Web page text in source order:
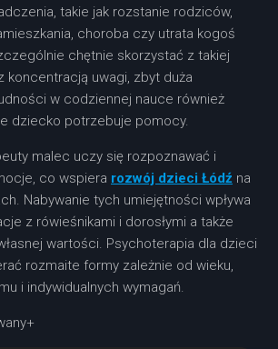
takie jak rozstanie rodziców,
choroba czy utrata kogoś
chętnie skorzystać z takiej
koncentracją uwagi, zbyt duża
w codziennej nauce również
dziecko potrzebuje pomocy.
malec uczy się rozpoznawać i
co wspiera rozwój dzieci Łódź na
Nabywanie tych umiejętności wpływa
z rówieśnikami i dorosłymi a także
wartości. Psychoterapia dla dzieci
rozmaite formy zależnie od wieku,
i indywidualnych wymagań.